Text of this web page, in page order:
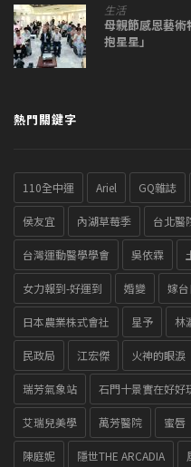
生活
母親節感恩藝
抱星星」
熱門關鍵字
110全中運 Ariel GQ雜誌
侯友宜 內湖草莓季 台北醫
台灣運動醫學學會 吳依霖
女力報到-好運到 婚變 嫁
日本農業株式會社 星予 林
民政局 江宏傑 火神的眼淚
瑞芳氣象站 石門十景實在好好
艾瑞兒美學 萬芳醫院 蜜唇
陳庭妮 隱世THE ARCADIA